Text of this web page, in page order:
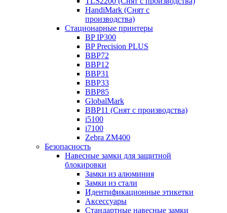
HandiMark (Снят с
производства)
Стационарные принтеры
BP IP300
BP Precision PLUS
BBP72
BBP12
BBP31
BBP33
BBP85
GlobalMark
BBP11 (Снят с производства)
i5100
i7100
Zebra ZM400
Безопасность
Навесные замки для защитной
блокировки
Замки из алюминия
Замки из стали
Идентификационные этикетки
Аксессуары
Стандартные навесные замки